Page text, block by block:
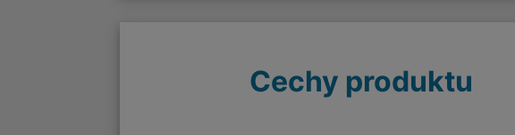
Cechy produktu